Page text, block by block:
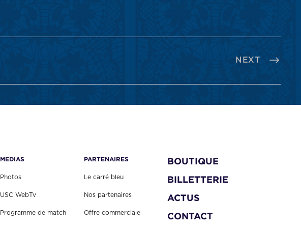
NEXT
MEDIAS
Photos
USC WebTv
Programme de match
PARTENAIRES
Le carré bleu
Nos partenaires
Offre commerciale
BOUTIQUE
BILLETTERIE
ACTUS
CONTACT